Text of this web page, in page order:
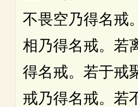
不畏空乃得名戒
相乃得名戒。若
得名戒。若于戒
戒乃得名戒。若